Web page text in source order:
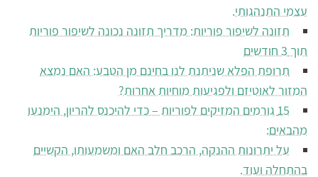
עצמי התנהגותי.
תזונה לשיפור פוריות: מדריך תזונה נכונה לשיפור פוריות
תוך 3 חודשים
תרופת הפלא שניתנת לנו בחינם מן הטבע: האם נמצא
המזור לאוטיזם ולפגיעות מוחיות אחרות?
15 גורמים המזיקים לפוריות – כדי להיכנס להריון, הימנעו
מהבאים:
על יתרונות ההנקה, הרכב חלב האם ומשמעותו, הקשיים
בהתחלה ועוד.